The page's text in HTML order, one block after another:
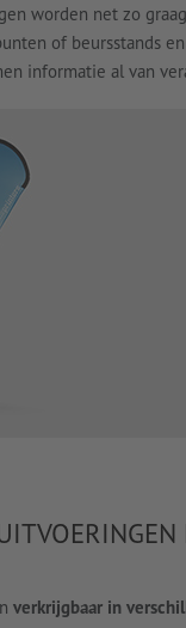
worden net zo
of beursstands
informatie al van
verkrijgbaar in